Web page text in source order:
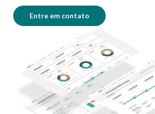
Entre em contato